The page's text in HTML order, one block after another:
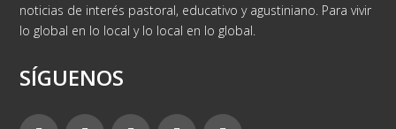
noticias de interés pastoral, educativo y agustiniano. Para vivir
lo global en lo local y lo local en lo global.
SÍGUENOS